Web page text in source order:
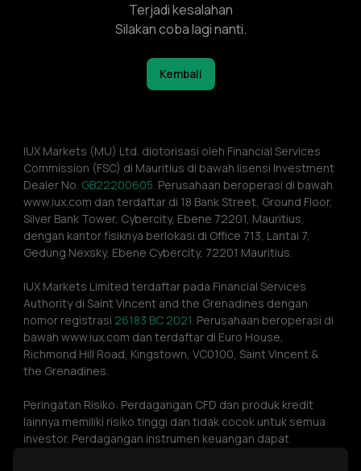
Terjadi kesalahan
Silakan coba lagi nanti.
Kembali
IUX Markets (MU) Ltd. diotorisasi oleh Financial Services
Commission (FSC) di Mauritius di bawah lisensi Investment
Dealer No. GB22200605. Perusahaan beroperasi di bawah
www.iux.com dan terdaftar di 18 Bank Street, Ground Floor,
Silver Bank Tower, Cybercity, Ebene 72201, Mauritius,
dengan kantor fisiknya berlokasi di Office 713, Lantai 7,
Gedung Nexsky, Ebene Cybercity, 72201 Mauritius.
IUX Markets Limited terdaftar pada Financial Services
Authority di Saint Vincent and the Grenadines dengan
nomor registrasi 26183 BC 2021. Perusahaan beroperasi di
bawah www.iux.com dan terdaftar di Euro House,
Richmond Hill Road, Kingstown, VC0100, Saint Vincent &
the Grenadines.
Peringatan Risiko: Perdagangan CFD dan produk kredit
lainnya memiliki risiko tinggi dan tidak cocok untuk semua
investor. Perdagangan instrumen keuangan dapat